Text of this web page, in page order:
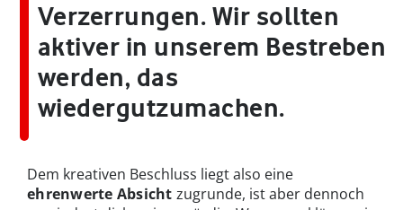
Verzerrungen. Wir sollten
aktiver in unserem Bestreben
werden, das
wiedergutzumachen.
Dem kreativen Beschluss liegt also eine
ehrenwerte Absicht zugrunde, ist aber dennoch